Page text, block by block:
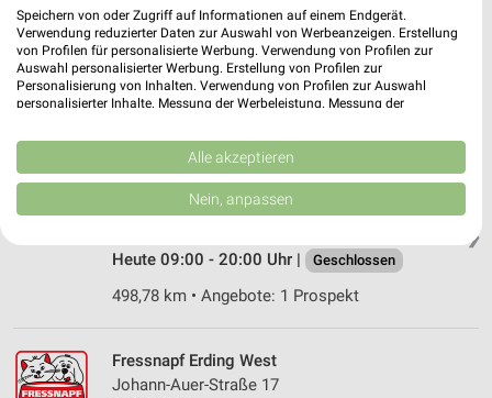
Fressnapf München
Stockacher Straße 5
81243 München
505,45 km • Angebote: 1 Prospekt
❯
Fressnapf Aschheim
Uhlandstraße 30
Heute 09:00 - 20:00 Uhr |
Geschlossen
498,78 km • Angebote: 1 Prospekt
Fressnapf Erding West
Johann-Auer-Straße 17
Speichern von oder Zugriff auf Informationen auf einem Endgerät.
Verwendung reduzierter Daten zur Auswahl von Werbeanzeigen. Erstellung
von Profilen für personalisierte Werbung. Verwendung von Profilen zur
Auswahl personalisierter Werbung. Erstellung von Profilen zur
Personalisierung von Inhalten. Verwendung von Profilen zur Auswahl
personalisierter Inhalte. Messung der Werbeleistung. Messung der
Kombinationen von Daten aus verschiedenen Quellen. Entwicklung und
Verbesserung der Angebote. Verwendung reduzierter Daten zur Auswahl
von Inhalten.
Daten können außerhalb der Europäischen Union weitergegeben und in die
USA gesendet werden.
Website/App.
Wir nutzen Ihre Daten für folgende Zwecke:
Speichern von oder Zugriff auf Informationen
auf einem Endgerät
Alle akzeptieren
Nein, anpassen